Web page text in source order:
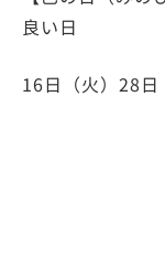
良い日
16日（火）28日